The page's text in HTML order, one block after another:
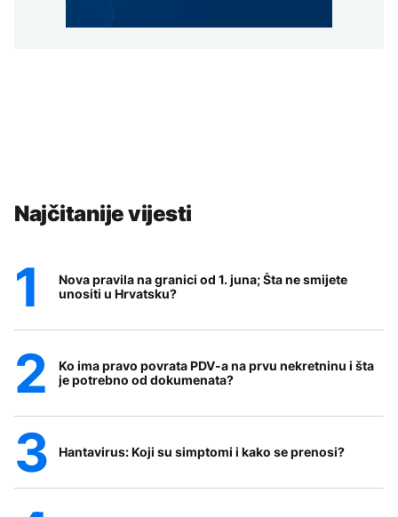
Najčitanije vijesti
Nova pravila na granici od 1. juna; Šta ne smijete
unositi u Hrvatsku?
Ko ima pravo povrata PDV-a na prvu nekretninu i šta
je potrebno od dokumenata?
Hantavirus: Koji su simptomi i kako se prenosi?